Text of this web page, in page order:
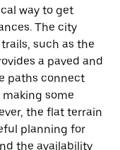
way to get
The city
such as the
a paved and
paths connect
some
the flat terrain
planning for
the availability